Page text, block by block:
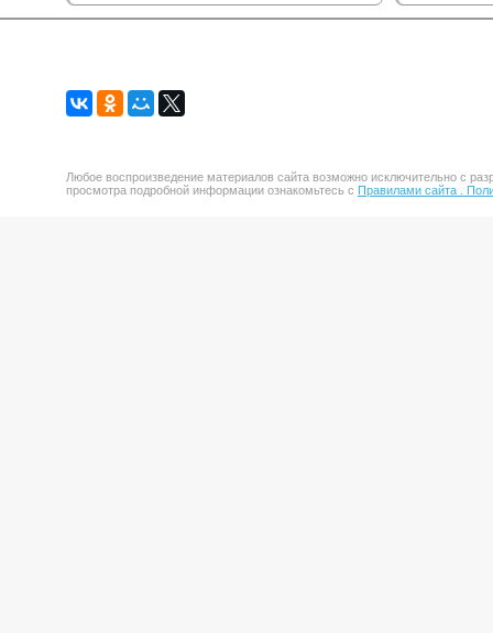
Любое воспроизведение материалов сайта возможно исключительно с
просмотра подробной информации ознакомьтесь с Правилами сайта .